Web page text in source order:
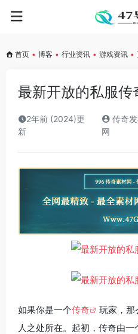
首页 • 博客 • 行业资讯 • 游戏资讯 •
最新开放的私服传
2年前 (2024)更
新
传奇
网
如果你是一个传奇
玩家，那
人之处所在。起初，传奇由